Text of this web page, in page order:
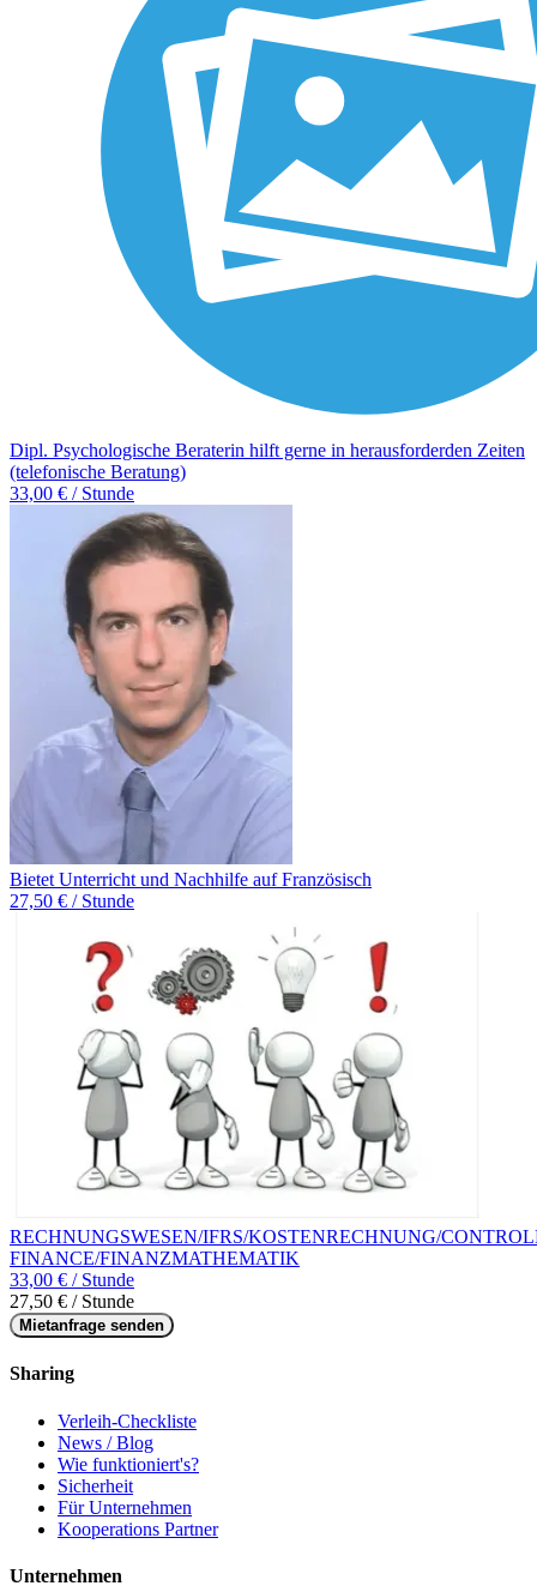
Dipl. Psychologische Beraterin hilft gerne in herausforderden Zeiten
(telefonische Beratung)
33,00 € / Stunde
Bietet Unterricht und Nachhilfe auf Französisch
27,50 € / Stunde
RECHNUNGSWESEN/IFRS/KOSTENRECHNUNG/
FINANCE/FINANZMATHEMATIK
33,00 € / Stunde
27,50 € / Stunde
Mietanfrage senden
Sharing
Verleih-Checkliste
News / Blog
Wie funktioniert's?
Sicherheit
Für Unternehmen
Kooperations Partner
Unternehmen